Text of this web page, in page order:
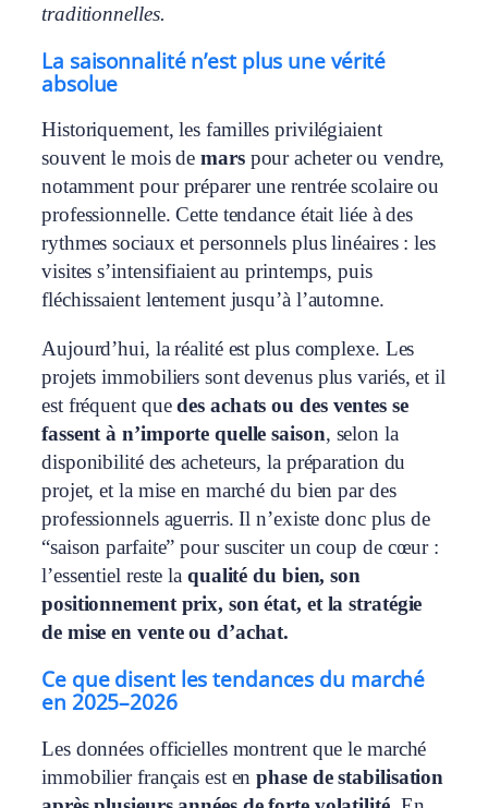
traditionnelles.
La saisonnalité n’est plus une vérité
absolue
Historiquement, les familles privilégiaient
souvent le mois demars pour acheter ou vendre,
notamment pour préparer une rentrée scolaire ou
professionnelle. Cette tendance était liée à des
rythmes sociaux et personnels plus linéaires : les
visites s’intensifiaient au printemps, puis
fléchissaient lentement jusqu’à l’automne.
Aujourd’hui, la réalité est plus complexe. Les
projets immobiliers sont devenus plus variés, et il
est fréquent quedes achats ou des ventes se
fassent à n’importe quelle saison, selon la
disponibilité des acheteurs, la préparation du
projet, et la mise en marché du bien par des
professionnels aguerris. Il n’existe donc plus de
“saison parfaite” pour susciter un coup de cœur :
l’essentiel reste la qualité du bien, son
positionnement prix, son état, et la stratégie
de mise en vente ou d’achat.
Ce que disent les tendances du marché
en 2025–2026
Les données officielles montrent que le marché
immobilier français est en phase de stabilisation